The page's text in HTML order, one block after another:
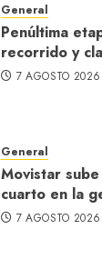
General
Penúltima
recorrido y
7 AGOSTO 2026
General
Movistar
cuarto en la
7 AGOSTO 2026